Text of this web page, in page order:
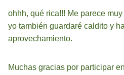
ohhh, qué rica!!! Me parece
yo también guardaré caldito y
aprovechamiento.
Muchas gracias por participar